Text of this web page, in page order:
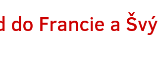
do Francie a